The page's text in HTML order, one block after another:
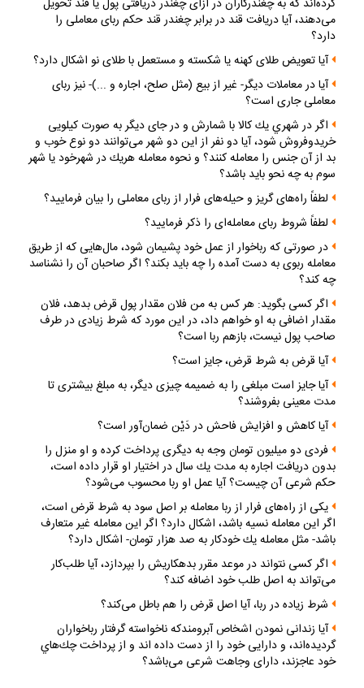
كرده‌اند كه به چغندركاران در ازاى چغندر دريافتى پول يا قند تحويل
مى‌دهند، آيا دريافت قند در برابر چغندر قند حكم رباى معاملى را
دارد؟
آيا تعويض طلاى كهنه يا شكسته و مستعمل با طلاى نو اشكال دارد؟
آيا در معاملات ديگر- غير از بيع (مثل صلح، اجاره و ...)- نيز رباى
معاملى جارى است؟
اگر در شهري يك كالا با شمارش و در جاى ديگر به صورت كيلويى
خريدوفروش شود، آيا دو نفر از اين دو شهر مى‌توانند دو نوع خوب و
بد از آن جنس را معامله كنند؟ و نحوه معامله هريك در شهرخود يا شهر
سوم به چه نحو بايد باشد؟
لطفاً راه‌هاى گريز و حيله‌هاى فرار از رباى معاملى را بيان فرماييد؟
لطفاً شروط رباى معامله‌اى را ذكر فرماييد؟
در صورتى كه رباخوار از عمل خود پشيمان شود، مال‌هايى كه از طريق
معامله‌ ربوى به دست آمده را چه بايد بكند؟ اگر صاحبان آن را نشناسد
چه كند؟
اگر كسى بگويد: هر كس به من فلان مقدار پول قرض بدهد، فلان
مقدار اضافى به او خواهم داد، در اين مورد كه شرط زيادى در طرف
صاحب پول نيست، بازهم ربا است؟
آيا قرض به شرط قرض، جايز است؟
آيا جايز است مبلغى را به ضميمه چيزى ديگر، به مبلغ بيشترى تا
مدت معينى بفروشند؟
آيا كاهش و افزايش فاحش در دَيْن ضمان‌آور است؟
فردى دو ميليون تومان وجه به ديگرى پرداخت كرده و او منزل را
بدون دريافت اجاره به مدت يك سال در اختيار او قرار داده است،
حكم شرعى آن چيست؟ آيا عمل او ربا محسوب مى‌شود؟
يكى از راه‌هاى فرار از ربا معامله بر اصل سود به شرط قرض است،
اگر اين معامله نسيه باشد، اشكال دارد؟ اگر اين معامله غير متعارف
باشد- مثل معامله يك خودكار به صد هزار تومان- اشكال دارد؟
اگر كسى نتواند در موعد مقرر بدهكاريش را بپردازد، آيا طلب‌كار
مى‌تواند به اصل طلب خود اضافه كند؟
شرط زياده در ربا، آيا اصل قرض را هم باطل مى‌كند؟
آيا زندانى نمودن اشخاص آبرومندكه ناخواسته گرفتار رباخواران
گرديده‌اند، و دارايى خود را از دست داده اند و از پرداخت چك‌هاي
خود عاجزند، داراى وجاهت شرعى مى‌باشد؟